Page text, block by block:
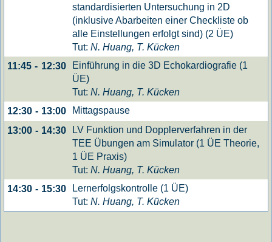
standardisierten Untersuchung in 2D
(inklusive Abarbeiten einer Checkliste ob
alle Einstellungen erfolgt sind) (2 ÜE)
Tut: N. Huang, T. Kücken
11:45 - 12:30
Einführung in die 3D Echokardiografie (1
ÜE)
Tut: N. Huang, T. Kücken
12:30 - 13:00
Mittagspause
13:00 - 14:30
LV Funktion und Dopplerverfahren in der
TEE Übungen am Simulator (1 ÜE Theorie,
1 ÜE Praxis)
Tut: N. Huang, T. Kücken
14:30 - 15:30
Lernerfolgskontrolle (1 ÜE)
Tut: N. Huang, T. Kücken